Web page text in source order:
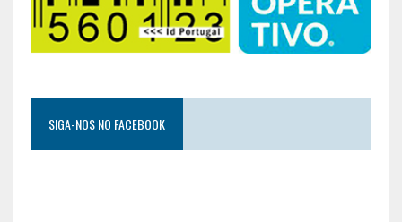
SIGA-NOS NO FACEBOOK